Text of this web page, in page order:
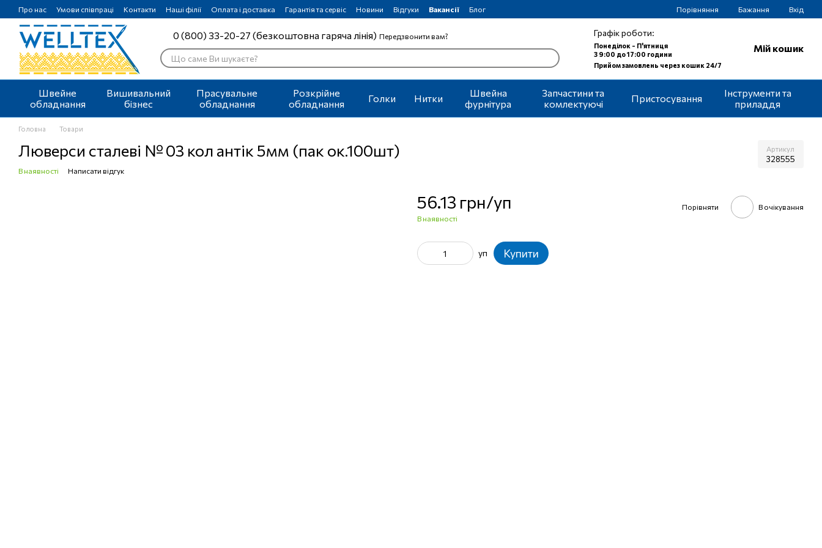
Перейти до основного контенту
Про нас Умови співпраці Контакти Наші філії Оплата і доставка Гарантія та сервіс Новини Відгуки Вакансії Блог Порівняння Бажання Вхід
0 (800) 33-20-27 (безкоштовна гаряча лінія) Передзвонити вам? Графік роботи:
Понеділок - П'ятниця
З 9:00 до 17:00 години
Прийом замовлень через кошик 24/7
Мій кошик
Швейне
обладнання
Вишивальний
бізнес
Прасувальне
обладнання
Розкрійне
обладнання
Голки Нитки
Швейна
фурнітура
Запчастини та
комлектуючі
Пристосування
Інструменти та
приладдя
Головна Товари
Люверси сталеві № 03 кол антік 5мм (пак ок.100шт) Артикул
328555
В наявності Написати відгук
56.13 грн/уп
В наявності
Порівняти В очікування
уп Купити